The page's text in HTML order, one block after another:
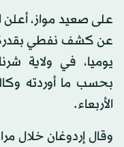
على صعيد مواز،
يوميا، في ولاية
بحسب ما أوردته
الأربعاء.
وقال إردوغان خلال